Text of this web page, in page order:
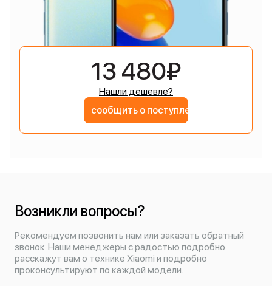
13 480₽
Нашли дешевле?
сообщить о поступлении
Возникли вопросы?
Рекомендуем позвонить нам или заказать обратный
звонок. Наши менеджеры с радостью подробно
расскажут вам о технике Xiaomi и подробно
проконсультируют по каждой модели.